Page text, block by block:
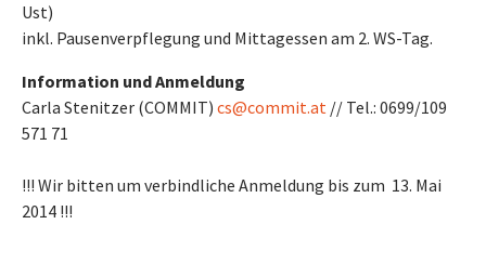
Ust)
inkl. Pausenverpflegung und Mittagessen am 2. WS-Tag.
Information und Anmeldung
Carla Stenitzer (COMMIT) cs@commit.at // Tel.: 0699/109
571 71
!!! Wir bitten um verbindliche Anmeldung bis zum 13. Mai
2014 !!!